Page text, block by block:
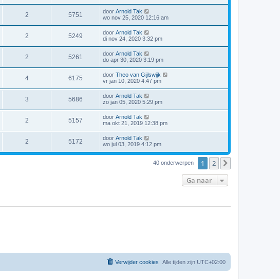
2 5751 door Arnold Tak
wo nov 25, 2020 12:16 am
2 5249 door Arnold Tak
di nov 24, 2020 3:32 pm
2 5261 door Arnold Tak
do apr 30, 2020 3:19 pm
4 6175 door Theo van Gijlswijk
vr jan 10, 2020 4:47 pm
3 5686 door Arnold Tak
zo jan 05, 2020 5:29 pm
2 5157 door Arnold Tak
ma okt 21, 2019 12:38 pm
2 5172 door Arnold Tak
wo jul 03, 2019 4:12 pm
40 onderwerpen 1 2
Ga naar
Alle tijden zijn UTC+02:00
Verwijder cookies